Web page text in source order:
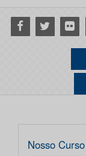
Facebook
Twitter Flickr
Nosso Curso